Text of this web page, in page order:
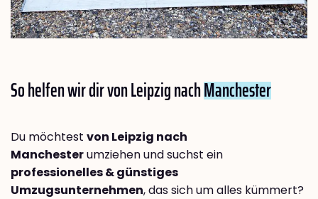
So helfen wir dir von Leipzig nachManchester
Du möchtest von Leipzig nach
Manchesterumziehen und suchst ein
professionelles & günstiges
Umzugsunternehmen, das sich um alles kümmert?